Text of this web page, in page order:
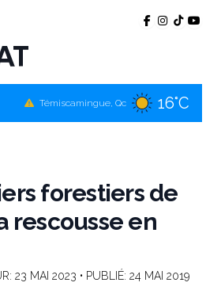
La Sarre, Qc 17°C
Amos, Qc 19°C
forestiers de
rescousse en
23 MAI 2023 • PUBLIÉ: 24 MAI 2019